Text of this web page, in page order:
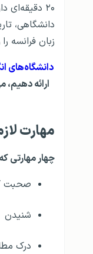
دانشگاهی،
زبان فرانسه
دانشگاه‌های
مهارت
چهار مهارتی
صحبت
شنیدن
درک